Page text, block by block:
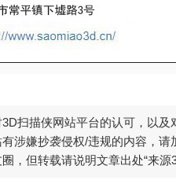
扫描侠网站平台的认可，以
涉嫌抄袭侵权/违规的内容，
，但转载请说明文章出处“来源